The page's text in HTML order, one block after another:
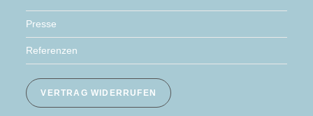
Presse
Referenzen
VERTRAG WIDERRUFEN